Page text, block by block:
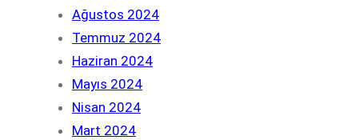
Ağustos 2024
Temmuz 2024
Haziran 2024
Mayıs 2024
Nisan 2024
Mart 2024